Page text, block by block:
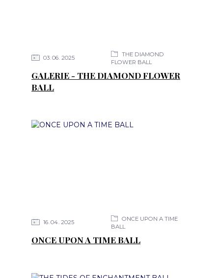
03 06 2025
THE DIAMOND
FLOWER BALL
GALERIE - THE DIAMOND FLOWER
BALL
16 04 2025
ONCE UPON A TIME
BALL
ONCE UPON A TIME BALL